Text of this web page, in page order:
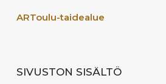
ARToulu-taidealue
SIVUSTON SISÄLTÖ